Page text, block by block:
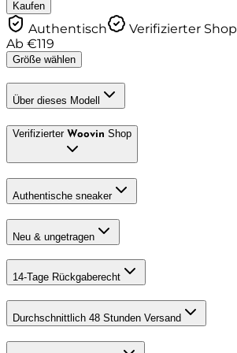
Kaufen
Authentisch Verifizierter Shop
Ab €119
Größe wählen
Über dieses Modell
Verifizierter Woovin Shop
Authentische sneaker
Neu & ungetragen
14-Tage Rückgaberecht
Durchschnittlich 48 Stunden Versand